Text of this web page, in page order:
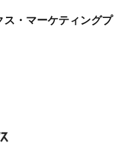
・マーケティングプ